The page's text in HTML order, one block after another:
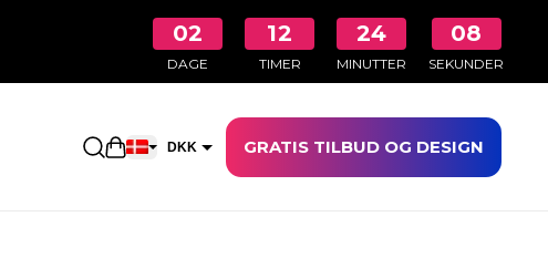
02
DAGE
12
TIMER
24
MINUTTER
08
SEKUNDER
Åbn indkøbskurven
DKK GRATIS TILBUD OG DESIGN